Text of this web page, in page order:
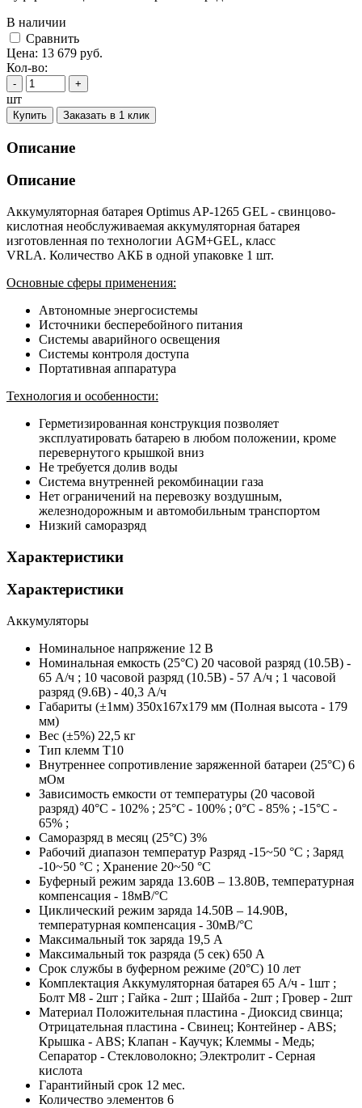
В наличии
Cравнить
Цена: 13 679 руб.
Кол-во:
- +
шт
Купить Заказать в 1 клик
Описание
Описание
Аккумуляторная батарея Optimus AP-1265 GEL - свинцово-
кислотная необслуживаемая аккумуляторная батарея
изготовленная по технологии AGM+GEL, класс
VRLA. Количество АКБ в одной упаковке 1 шт.
Основные сферы применения:
Автономные энергосистемы
Источники бесперебойного питания
Системы аварийного освещения
Системы контроля доступа
Портативная аппаратура
Технология и особенности:
Герметизированная конструкция позволяет
эксплуатировать батарею в любом положении, кроме
перевернутого крышкой вниз
Не требуется долив воды
Система внутренней рекомбинации газа
Нет ограничений на перевозку воздушным,
железнодорожным и автомобильным транспортом
Низкий саморазряд
Характеристики
Характеристики
Аккумуляторы
Номинальное напряжение 12 B
Номинальная емкость (25°С) 20 часовой разряд (10.5В) -
65 А/ч ; 10 часовой разряд (10.5В) - 57 А/ч ; 1 часовой
разряд (9.6В) - 40,3 А/ч
Габариты (±1мм) 350x167x179 мм (Полная высота - 179
мм)
Вес (±5%) 22,5 кг
Тип клемм T10
Внутреннее сопротивление заряженной батареи (25°С) 6
мОм
Зависимость емкости от температуры (20 часовой
разряд) 40°С - 102% ; 25°С - 100% ; 0°С - 85% ; -15°С -
65% ;
Саморазряд в месяц (25°С) 3%
Рабочий диапазон температур Разряд -15~50 °С ; Заряд
-10~50 °С ; Хранение 20~50 °С
Буферный режим заряда 13.60В – 13.80В, температурная
компенсация - 18мВ/°С
Циклический режим заряда 14.50В – 14.90В,
температурная компенсация - 30мВ/°С
Максимальный ток заряда 19,5 A
Максимальный ток разряда (5 сек) 650 A
Срок службы в буферном режиме (20°С) 10 лет
Комплектация Аккумуляторная батарея 65 А/ч - 1шт ;
Болт М8 - 2шт ; Гайка - 2шт ; Шайба - 2шт ; Гровер - 2шт
Материал Положительная пластина - Диоксид свинца;
Отрицательная пластина - Свинец; Контейнер - ABS;
Крышка - ABS; Клапан - Каучук; Клеммы - Медь;
Сепаратор - Стекловолокно; Электролит - Серная
кислота
Гарантийный срок 12 мес.
Количество элементов 6